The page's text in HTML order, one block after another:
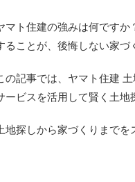
マト住建の強みは何です
ることが、後悔しない家づ
の記事では、ヤマト住建
ービスを活用して賢く土地
地探しから家づくりまでを